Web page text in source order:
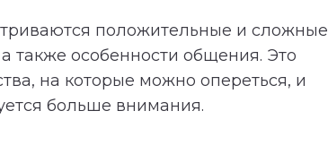
положительные и сложные
также особенности общения. Это
на которые можно опереться, и
больше внимания.